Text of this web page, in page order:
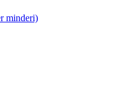
minderi)